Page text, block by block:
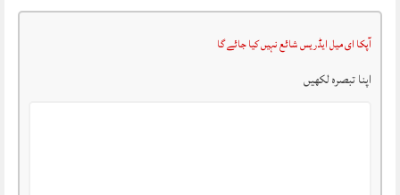
آپکا ای میل ایڈریس شائع نہیں کیا جائے گا
اپنا تبصرہ لکھیں